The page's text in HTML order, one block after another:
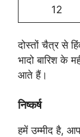
12
दोस्तों चैत्र से
भादो बारिश के
आते हैं।
निष्कर्ष
हमें उम्मीद है,